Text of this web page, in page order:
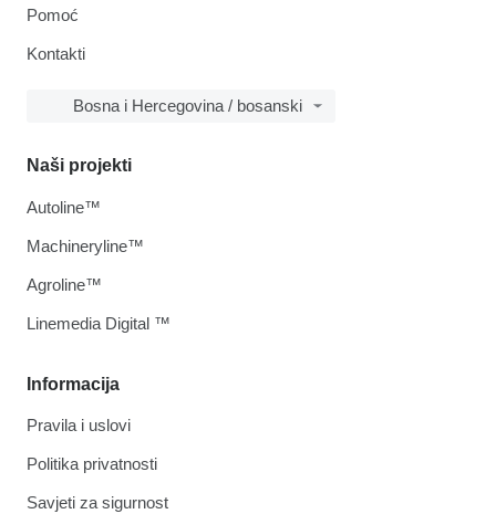
Pomoć
Kontakti
Bosna i Hercegovina / bosanski
Informacija
Pravila i uslovi
Politika privatnosti
Savjeti za sigurnost
Naši projekti
Autoline™
Machineryline™
Agroline™
Linemedia Digital ™